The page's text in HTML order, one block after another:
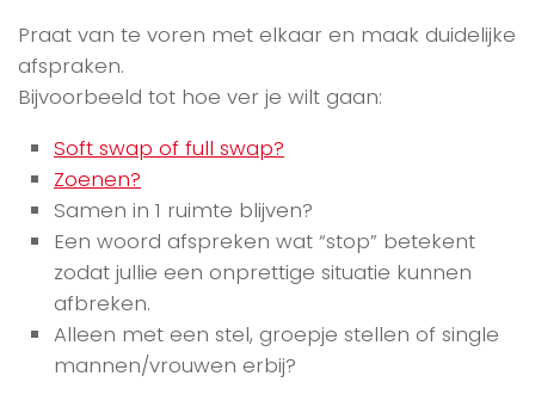
Praat van te voren met elkaar en maak duidelijke
afspraken.
Bijvoorbeeld tot hoe ver je wilt gaan:
Soft swap of full swap?
Zoenen?
Samen in 1 ruimte blijven?
Een woord afspreken wat “stop” betekent
zodat jullie een onprettige situatie kunnen
afbreken.
Alleen met een stel, groepje stellen of single
mannen/vrouwen erbij?